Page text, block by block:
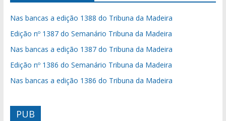
Nas bancas a edição 1388 do Tribuna da Madeira
Edição nº 1387 do Semanário Tribuna da Madeira
Nas bancas a edição 1387 do Tribuna da Madeira
Edição nº 1386 do Semanário Tribuna da Madeira
Nas bancas a edição 1386 do Tribuna da Madeira
PUB